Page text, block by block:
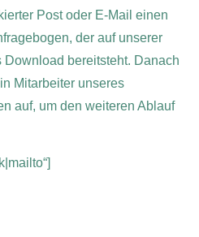
Post oder E-Mail einen
der auf unserer
Download bereitsteht. Danach
Mitarbeiter unseres
auf, um den weiteren Ablauf